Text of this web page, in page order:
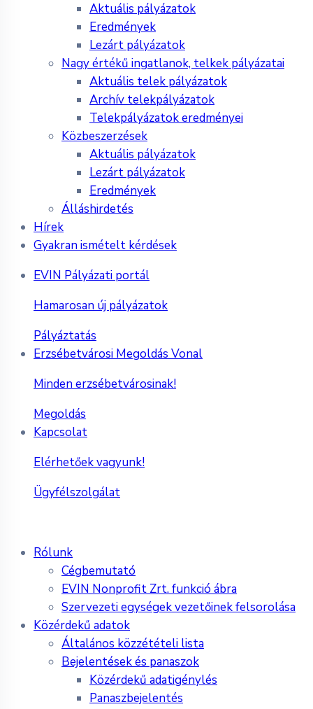
Aktuális pályázatok
Eredmények
Lezárt pályázatok
Nagy értékű ingatlanok, telkek pályázatai
Aktuális telek pályázatok
Archív telekpályázatok
Telekpályázatok eredményei
Közbeszerzések
Aktuális pályázatok
Lezárt pályázatok
Eredmények
Álláshirdetés
Hírek
Gyakran ismételt kérdések
EVIN Pályázati portál
Hamarosan új pályázatok
Pályáztatás
Erzsébetvárosi Megoldás Vonal
Minden erzsébetvárosinak!
Megoldás
Kapcsolat
Elérhetőek vagyunk!
Ügyfélszolgálat
Rólunk
Cégbemutató
EVIN Nonprofit Zrt. funkció ábra
Szervezeti egységek vezetőinek felsorolása
Közérdekű adatok
Általános közzétételi lista
Bejelentések és panaszok
Közérdekű adatigénylés
Panaszbejelentés